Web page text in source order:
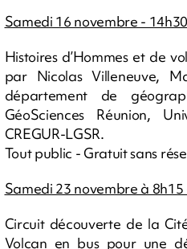
Samedi 16 novembre -
Histoires d’Hommes et de
par Nicolas Villeneuve,
département de
GéoSciences Réunion,
CREGUR-LGSR.
Tout public - Gratuit sans
Samedi 23 novembre à
Circuit découverte de la
Volcan en bus pour une